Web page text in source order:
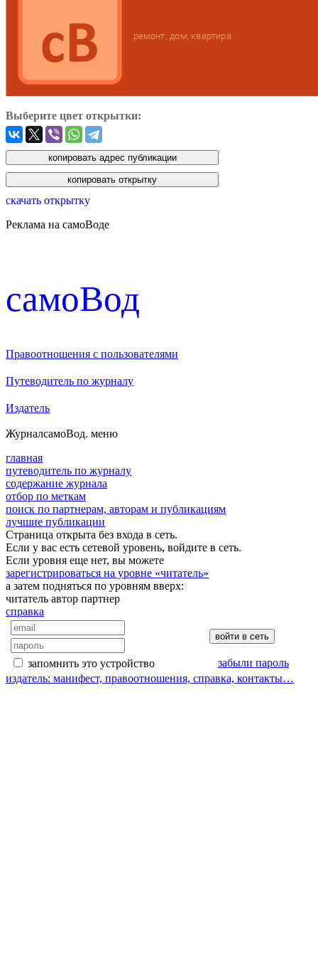
Выберите цвет открытки:
скачать открытку
Реклама на самоВоде
cамоВод
Правоотношения с пользователями
Путеводитель по журналу
Издатель
ЖурналсамоВод. меню
главная
путеводитель по журналу
содержание журнала
отбор по меткам
поиск по партнерам, авторам и публикациям
лучшие публикации
Страница открыта без входа в сеть.
Если у вас есть сетевой уровень, войдите в сеть.
Если уровня еще нет, вы можете
зарегистрироваться на уровне «читатель»
а затем подняться по уровням вверх:
читатель автор партнер
справка
запомнить это устройство
забыли пароль
издатель: манифест, правоотношения, справка, контакты…